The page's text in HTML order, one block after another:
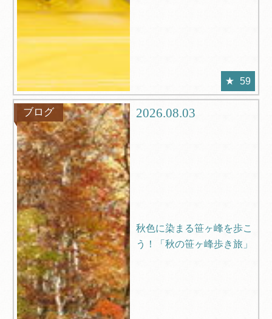
59
ブログ 2026.08.03
秋色に染まる笹ヶ峰を歩こ
う！「秋の笹ヶ峰歩き旅」